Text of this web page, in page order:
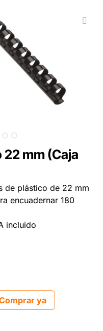
mm (Caja
de plástico de 22 mm
encuadernar 180
incluido
ya